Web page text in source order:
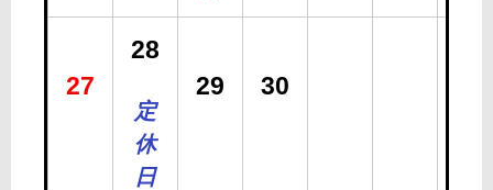
27
28
定
休
日
29 30